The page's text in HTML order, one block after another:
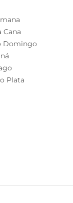
Cana
Domingo
Plata